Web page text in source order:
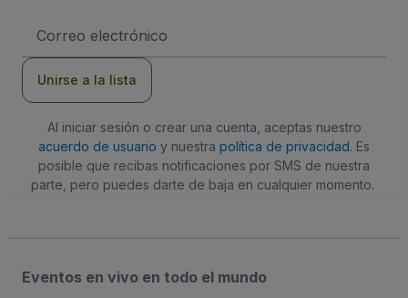
de
Unirse a la lista
Al iniciar sesión o crear una cuenta, aceptas nuestro
acuerdo de usuario y nuestra política de privacidad. Es
posible que recibas notificaciones por SMS de nuestra
parte, pero puedes darte de baja en cualquier momento.
Eventos en vivo en todo el mundo